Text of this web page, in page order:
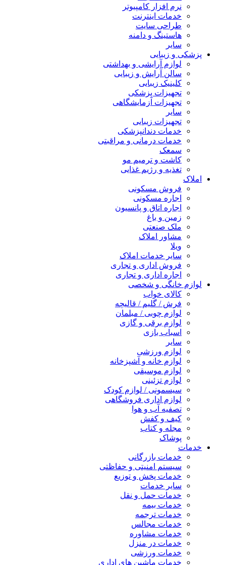
نرم افزار کامپیوتر
خدمات اینترنت
طراحی سایت
هاستینگ و دامنه
سایر
پزشکی و زیبایی
لوازم آرایشی و بهداشتی
سالن آرایش و زیبایی
کلینیک زیبایی
تجهیزات پزشکی
تجهیزات آزمایشگاهی
سایر
تجهیزات زیبایی
خدمات دندانپزشکی
خدمات درمانی و مراقبتی
سمعک
کاشت و ترمیم مو
تغذیه و رژیم غذایی
املاک
فروش مسکونی
اجاره مسکونی
اجاره اتاق و پانسیون
زمین و باغ
ملک صنعتی
مشاور املاک
ویلا
سایر خدمات املاک
فروش اداری و تجاری
اجاره اداری و تجاری
لوازم خانگی و شخصی
کالای خواب
فرش / گلیم / قالیچه
لوازم چوبی / مبلمان
لوازم برقی و گازی
اسباب بازی
سایر
لوازم ورزشی
لوازم خانه و آشپزخانه
لوازم موسیقی
لوازم تزئینی
سیسمونی / لوازم کودک
لوازم اداری فروشگاهی
تصفیه آب و هوا
کیف و کفش
مجله و کتاب
پوشاک
خدمات
خدمات بازرگانی
سیستم امنیتی و حفاظتی
خدمات پخش و توزیع
سایر خدمات
خدمات حمل و نقل
خدمات بیمه
خدمات ترجمه
خدمات مجالس
خدمات مشاوره
خدمات در منزل
خدمات ورزشی
خدمات ماشین های اداری